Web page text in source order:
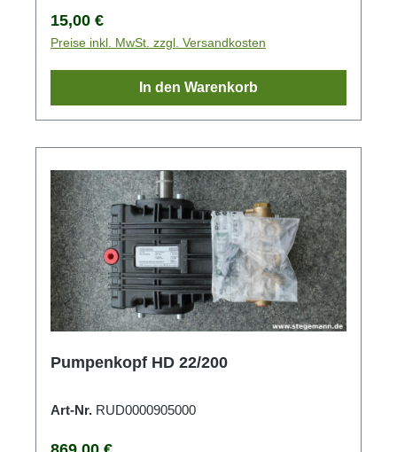
Regulärer Preis:
15,00 €
Preise inkl. MwSt. zzgl. Versandkosten
In den Warenkorb
Pumpenkopf HD 22/200
Art-Nr. RUD0000905000
Regulärer Preis: